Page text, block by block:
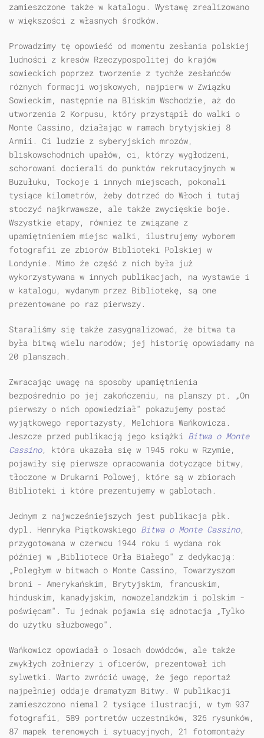
zamieszczone także w katalogu. Wystawę zrealizowano
w większości z własnych środków.
Prowadzimy tę opowieść od momentu zesłania polskiej
ludności z kresów Rzeczypospolitej do krajów
sowieckich poprzez tworzenie z tychże zesłańców
różnych formacji wojskowych, najpierw w Związku
Sowieckim, następnie na Bliskim Wschodzie, aż do
utworzenia 2 Korpusu, który przystąpił do walki o
Monte Cassino, działając w ramach brytyjskiej 8
Armii. Ci ludzie z syberyjskich mrozów,
bliskowschodnich upałów, ci, którzy wygłodzeni,
schorowani docierali do punktów rekrutacyjnych w
Buzułuku, Tockoje i innych miejscach, pokonali
tysiące kilometrów, żeby dotrzeć do Włoch i tutaj
stoczyć najkrwawsze, ale także zwycięskie boje.
Wszystkie etapy, również te związane z
upamiętnieniem miejsc walki, ilustrujemy wyborem
fotografii ze zbiorów Biblioteki Polskiej w
Londynie. Mimo że część z nich była już
wykorzystywana w innych publikacjach, na wystawie i
w katalogu, wydanym przez Bibliotekę, są one
prezentowane po raz pierwszy.
Staraliśmy się także zasygnalizować, że bitwa ta
była bitwą wielu narodów; jej historię opowiadamy na
20 planszach.
Zwracając uwagę na sposoby upamiętnienia
bezpośrednio po jej zakończeniu, na planszy pt. „On
pierwszy o nich opowiedział" pokazujemy postać
wyjątkowego reportażysty, Melchiora Wańkowicza.
Jeszcze przed publikacją jego książki Bitwa o Monte
Cassino, która ukazała się w 1945 roku w Rzymie,
pojawiły się pierwsze opracowania dotyczące bitwy,
tłoczone w Drukarni Polowej, które są w zbiorach
Biblioteki i które prezentujemy w gablotach.
Jednym z najwcześniejszych jest publikacja płk.
dypl. Henryka Piątkowskiego Bitwa o Monte Cassino,
przygotowana w czerwcu 1944 roku i wydana rok
później w „Bibliotece Orła Białego" z dedykacją:
„Poległym w bitwach o Monte Cassino, Towarzyszom
broni - Amerykańskim, Brytyjskim, francuskim,
hinduskim, kanadyjskim, nowozelandzkim i polskim -
poświęcam". Tu jednak pojawia się adnotacja „Tylko
do użytku służbowego".
Wańkowicz opowiadał o losach dowódców, ale także
zwykłych żołnierzy i oficerów, prezentował ich
sylwetki. Warto zwrócić uwagę, że jego reportaż
najpełniej oddaje dramatyzm Bitwy. W publikacji
zamieszczono niemal 2 tysiące ilustracji, w tym 937
fotografii, 589 portretów uczestników, 326 rysunków,
87 mapek terenowych i sytuacyjnych, 21 fotomontaży